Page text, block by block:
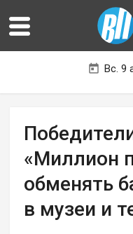
Вс. 9
«Миллион
обменять
в музеи и